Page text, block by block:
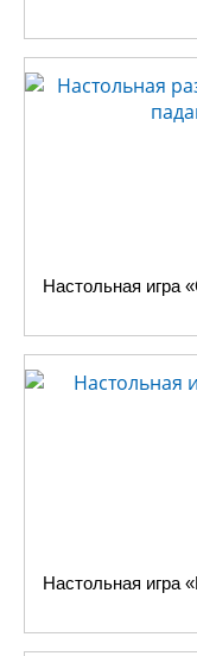
Настольная игра
Настольная игра